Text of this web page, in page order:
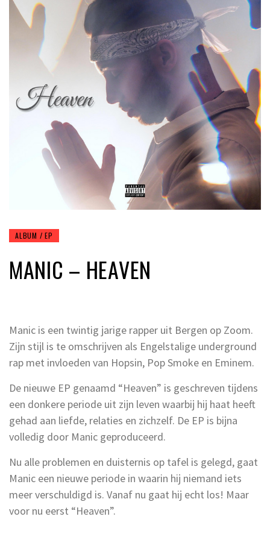
ALBUM / EP
MANIC – HEAVEN
Manic is een twintig jarige rapper uit Bergen op Zoom.
Zijn stijl is te omschrijven als Engelstalige underground
rap met invloeden van Hopsin, Pop Smoke en Eminem.
De nieuwe EP genaamd “Heaven” is geschreven tijdens
een donkere periode uit zijn leven waarbij hij haat heeft
gehad aan liefde, relaties en zichzelf. De EP is bijna
volledig door Manic geproduceerd.
Nu alle problemen en duisternis op tafel is gelegd, gaat
Manic een nieuwe periode in waarin hij niemand iets
meer verschuldigd is. Vanaf nu gaat hij echt los! Maar
voor nu eerst “Heaven”.